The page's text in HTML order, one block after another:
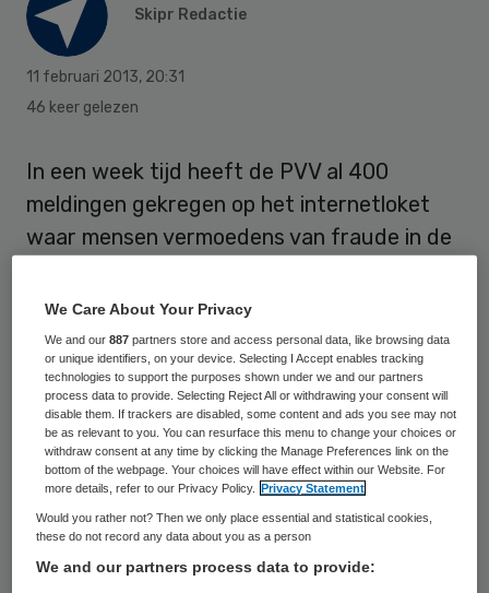
Skipr Redactie
11 februari 2013, 20:31
46 keer gelezen
In een week tijd heeft de PVV al 400
meldingen gekregen op het internetloket
waar mensen vermoedens van fraude in de
gaan volgens Tweede Kamerlid Reinette
Klever over rekeningen die niet kloppen.
Rekening
Ze noemt als voorbeeld iemand die bij de
uroloog komt en te horen krijgt dat hij weet
wat er gaat gebeuren, omdat hij volgens de
gegevens al eerder hetzelfde onderzoek
We Care About Your Privacy
We and our887 partners store and access personal data, like browsing data
or unique identifiers, on your device. Selecting I Accept enables tracking
technologies to support the purposes shown under we and our partners
process data to provide. Selecting Reject All or withdrawing your consent will
disable them. If trackers are disabled, some content and ads you see may not
be as relevant to you. You can resurface this menu to change your choices or
withdraw consent at any time by clicking the Manage Preferences link on the
bottom of the webpage. Your choices will have effect within our Website. For
more details, refer to our Privacy Policy.
Privacy Statement
Would you rather not? Then we only place essential and statistical cookies,
these do not record any data about you as a person
We and our partners process data to provide: